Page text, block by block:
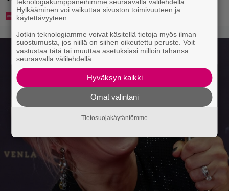
Hylkääminen voi vaikuttaa sivuston toimivuuteen ja
käytettävyyteen.
Jotkin teknologiamme voivat käsitellä tietoja myös ilman
suostumusta, jos niillä on siihen oikeutettu peruste. Voit
vastustaa tätä tai muuttaa asetuksiasi milloin tahansa
seuraavalla välilehdellä.
Hyväksyn kaikki
Omat valintani
Tietosuojakäytäntömme